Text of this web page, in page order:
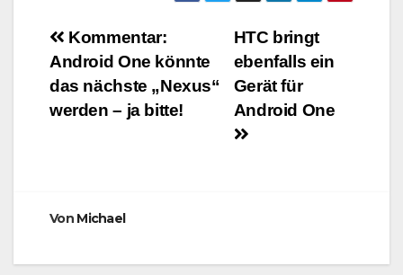
Beitragsnavigation
HTC bringt
ebenfalls ein
Gerät für
Android One
Kommentar:
Android One könnte
das nächste „Nexus“
werden – ja bitte!
Von Michael